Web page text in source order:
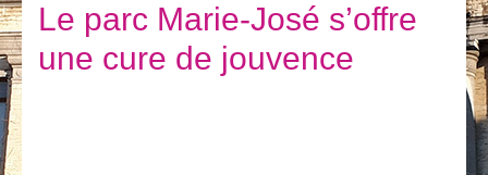
Je visite
Publications
Le parc Marie-José s’offre
une cure de jouvence